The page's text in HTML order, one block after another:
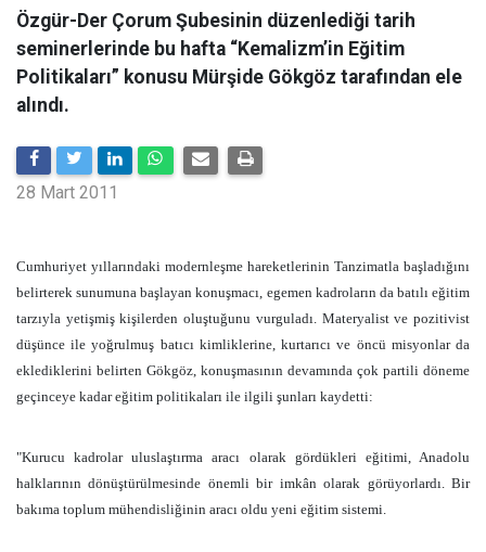
Özgür-Der Çorum Şubesinin düzenlediği tarih
seminerlerinde bu hafta “Kemalizm’in Eğitim
Politikaları” konusu Mürşide Gökgöz tarafından ele
alındı.
28 Mart 2011
Cumhuriyet yıllarındaki modernleşme hareketlerinin Tanzimatla başladığını
belirterek sunumuna başlayan konuşmacı, egemen kadroların da batılı eğitim
tarzıyla yetişmiş kişilerden oluştuğunu vurguladı. Materyalist ve pozitivist
düşünce ile yoğrulmuş batıcı kimliklerine, kurtarıcı ve öncü misyonlar da
eklediklerini belirten Gökgöz, konuşmasının devamında çok partili döneme
geçinceye kadar eğitim politikaları ile ilgili şunları kaydetti:
"Kurucu kadrolar uluslaştırma aracı olarak gördükleri eğitimi, Anadolu
halklarının dönüştürülmesinde önemli bir imkân olarak görüyorlardı. Bir
bakıma toplum mühendisliğinin aracı oldu yeni eğitim sistemi.